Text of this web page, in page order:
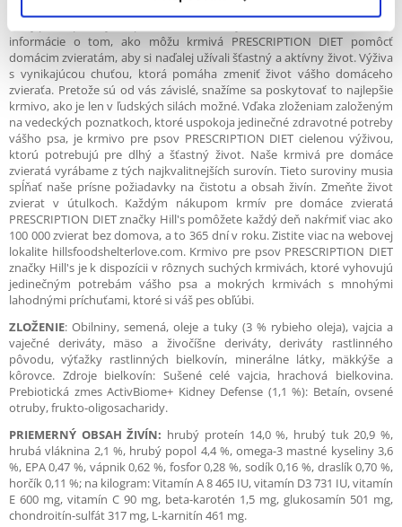
informácie o tom, ako môžu krmivá PRESCRIPTION DIET pomôcť
domácim zvieratám, aby si naďalej užívali šťastný a aktívny život. Výživa
s vynikajúcou chuťou, ktorá pomáha zmeniť život vášho domáceho
zvieraťa. Pretože sú od vás závislé, snažíme sa poskytovať to najlepšie
krmivo, ako je len v ľudských silách možné. Vďaka zloženiam založeným
na vedeckých poznatkoch, ktoré uspokoja jedinečné zdravotné potreby
vášho psa, je krmivo pre psov PRESCRIPTION DIET cielenou výživou,
ktorú potrebujú pre dlhý a šťastný život. Naše krmivá pre domáce
zvieratá vyrábame z tých najkvalitnejších surovín. Tieto suroviny musia
spĺňať naše prísne požiadavky na čistotu a obsah živín. Zmeňte život
zvierat v útulkoch. Každým nákupom krmív pre domáce zvieratá
PRESCRIPTION DIET značky Hill's pomôžete každý deň nakŕmiť viac ako
100 000 zvierat bez domova, a to 365 dní v roku. Zistite viac na webovej
lokalite hillsfoodshelterlove.com. Krmivo pre psov PRESCRIPTION DIET
značky Hill's je k dispozícii v rôznych suchých krmivách, ktoré vyhovujú
jedinečným potrebám vášho psa a mokrých krmivách s mnohými
lahodnými príchuťami, ktoré si váš pes obľúbi.
ZLOŽENIE: Obilniny, semená, oleje a tuky (3 % rybieho oleja), vajcia a
vaječné deriváty, mäso a živočíšne deriváty, deriváty rastlinného
pôvodu, výťažky rastlinných bielkovín, minerálne látky, mäkkýše a
kôrovce. Zdroje bielkovín: Sušené celé vajcia, hrachová bielkovina.
Prebiotická zmes ActivBiome+ Kidney Defense (1,1 %): Betaín, ovsené
otruby, frukto-oligosacharidy.
PRIEMERNÝ OBSAH ŽIVÍN: hrubý proteín 14,0 %, hrubý tuk 20,9 %,
hrubá vláknina 2,1 %, hrubý popol 4,4 %, omega-3 mastné kyseliny 3,6
%, EPA 0,47 %, vápnik 0,62 %, fosfor 0,28 %, sodík 0,16 %, draslík 0,70 %,
horčík 0,11 %; na kilogram: Vitamín A 8 465 IU, vitamín D3 731 IU, vitamín
E 600 mg, vitamín C 90 mg, beta-karotén 1,5 mg, glukosamín 501 mg,
chondroitín-sulfát 317 mg, L-karnitín 461 mg.